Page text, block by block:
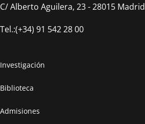
C/ Alberto Aguilera, 23 - 28015 Madrid
Tel.:(+34) 91 542 28 00
Investigación
Biblioteca
Admisiones